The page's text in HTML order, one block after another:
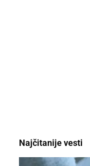
Najčitanije vesti